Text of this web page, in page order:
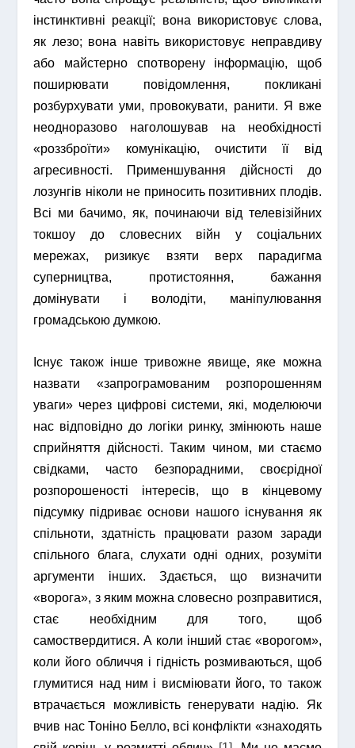
інстинктивні реакції; вона використовує слова,
як лезо; вона навіть використовує неправдиву
або майстерно спотворену інформацію, щоб
поширювати повідомлення, покликані
розбурхувати уми, провокувати, ранити. Я вже
неодноразово наголошував на необхідності
«роззброїти» комунікацію, очистити її від
агресивності. Применшування дійсності до
лозунгів ніколи не приносить позитивних плодів.
Всі ми бачимо, як, починаючи від телевізійних
токшоу до словесних війн у соціальних
мережах, ризикує взяти верх парадигма
суперництва, протистояння, бажання
домінувати і володіти, маніпулювання
громадською думкою.
Існує також інше тривожне явище, яке можна
назвати «запрограмованим розпорошенням
уваги» через цифрові системи, які, моделюючи
нас відповідно до логіки ринку, змінюють наше
сприйняття дійсності. Таким чином, ми стаємо
свідками, часто безпорадними, своєрідної
розпорошеності інтересів, що в кінцевому
підсумку підриває основи нашого існування як
спільноти, здатність працювати разом заради
спільного блага, слухати одні одних, розуміти
аргументи інших. Здається, що визначити
«ворога», з яким можна словесно розправитися,
стає необхідним для того, щоб
самоствердитися. А коли інший стає «ворогом»,
коли його обличчя і гідність розмиваються, щоб
глумитися над ним і висміювати його, то також
втрачається можливість генерувати надію. Як
вчив нас Тоніно Белло, всі конфлікти «знаходять